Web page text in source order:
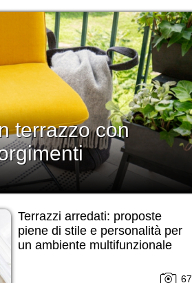
terrazzo con
Terrazzi arredati: proposte
piene di stile e personalità per
un ambiente multifunzionale
67